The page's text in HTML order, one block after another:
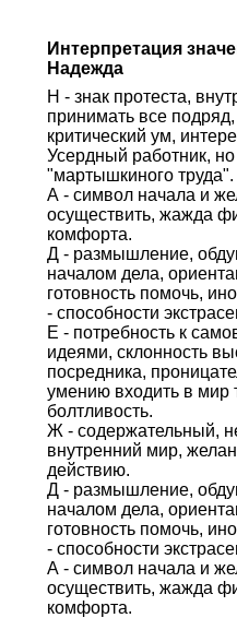
Интерпретация
Надежда
Н - знак протеста,
принимать все
критический ум,
Усердный работник,
"мартышкиного труда".
А - символ начала и
осуществить, жажда
комфорта.
Д - размышление,
началом дела,
готовность помочь,
- способности
Е - потребность к
идеями, склонность
посредника,
умению входить в мир
болтливость.
Ж - содержательный,
внутренний мир,
действию.
Д - размышление,
началом дела,
готовность помочь,
- способности
А - символ начала и
осуществить, жажда
комфорта.